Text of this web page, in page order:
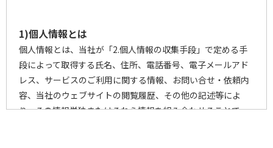
1)個人情報とは
個人情報とは、当社が「2.個人情報の収集手段」で定める手
段によって取得する氏名、住所、電話番号、電子メールアド
レス、サービスのご利用に関する情報、お問い合せ・依頼内
容、当社のウェブサイトの閲覧履歴、その他の記述等によ
り、その情報単独またはそれら情報を組み合わせることで、